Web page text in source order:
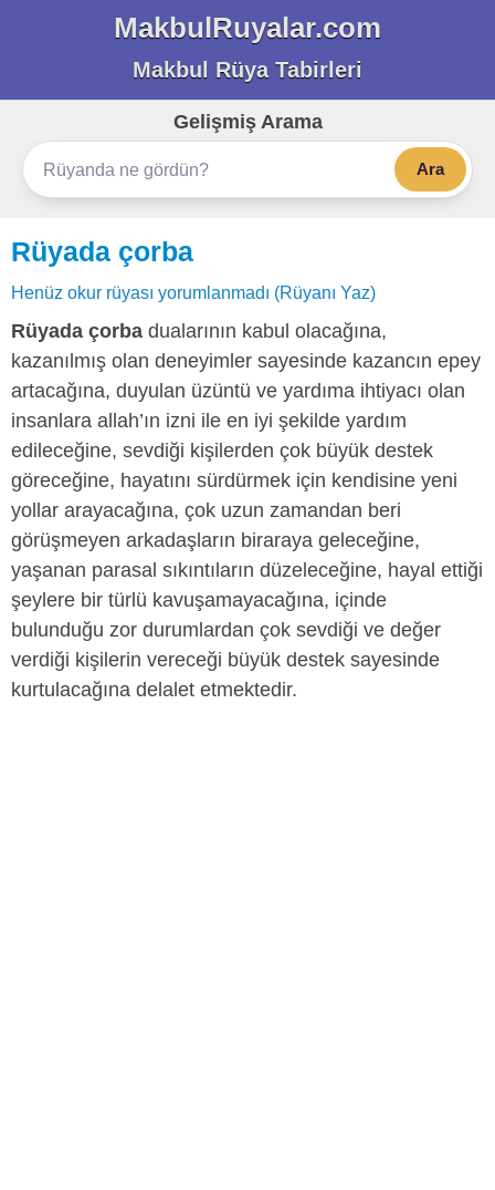
MakbulRuyalar.com
Makbul Rüya Tabirleri
Gelişmiş Arama
Ara
Rüyada çorba
Henüz okur rüyası yorumlanmadı (Rüyanı Yaz)
Rüyada çorba dualarının kabul olacağına,
kazanılmış olan deneyimler sayesinde kazancın epey
artacağına, duyulan üzüntü ve yardıma ihtiyacı olan
insanlara allah’ın izni ile en iyi şekilde yardım
edileceğine, sevdiği kişilerden çok büyük destek
göreceğine, hayatını sürdürmek için kendisine yeni
yollar arayacağına, çok uzun zamandan beri
görüşmeyen arkadaşların biraraya geleceğine,
yaşanan parasal sıkıntıların düzeleceğine, hayal ettiği
şeylere bir türlü kavuşamayacağına, içinde
bulunduğu zor durumlardan çok sevdiği ve değer
verdiği kişilerin vereceği büyük destek sayesinde
kurtulacağına delalet etmektedir.